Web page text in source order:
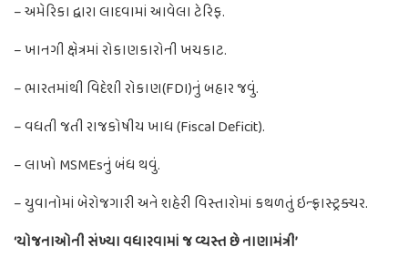
– અમેરિકા દ્વારા લાદવામાં આવેલા ટેરિફ.
– ખાનગી ક્ષેત્રમાં રોકાણકારોની ખચકાટ.
– ભારતમાંથી વિદેશી રોકાણ(FDI)નું બહાર જવું.
– વધતી જતી રાજકોષીય ખાધ (Fiscal Deficit).
– લાખો MSMEsનું બંધ થવું.
– યુવાનોમાં બેરોજગારી અને શહેરી વિસ્તારોમાં કથળતું ઇન્ફ્રાસ્ટ્રક્ચર.
‘યોજનાઓની સંખ્યા વધારવામાં જ વ્યસ્ત છે નાણામંત્રી’